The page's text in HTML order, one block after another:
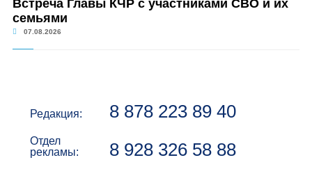
Встреча Главы КЧР с участниками СВО и их
семьями
07.08.2026
Редакция: 8 878 223 89 40
Отдел
рекламы:
8 928 326 58 88